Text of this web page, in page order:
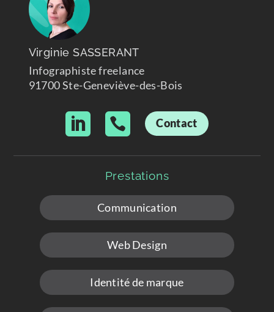
Virginie SASSERANT
Infographiste freelance
91700 Ste-Geneviève-des-Bois
  Contact
Prestations
Communication
Web Design
Identité de marque